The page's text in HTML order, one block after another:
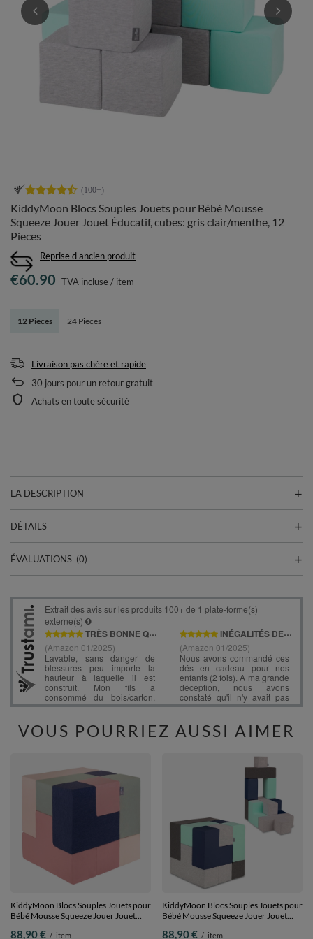
KiddyMoon Blocs Souples Jouets pour Bébé Mousse
Squeeze Jouer Jouet Éducatif, cubes: gris clair/menthe, 12
Pieces
Reprise d'ancien produit
12 Pieces 24 Pieces
€60.90 TVA incluse/ item
Livraison pas chère et rapide
30 jours pour un retour gratuit
Achats en toute sécurité
LA DESCRIPTION
DÉTAILS
ÉVALUATIONS (0)
VOUS POURRIEZ AUSSI AIMER
KiddyMoon Blocs Souples Jouets pour
Bébé Mousse Squeeze Jouer Jouet
foncé/beige/sage, 9 Pieces
88,90 € / item
KiddyMoon Blocs Souples Jouets pour
Bébé Mousse Squeeze Jouer Jouet
foncé/menthe, 9 Pieces
88,90 € / item